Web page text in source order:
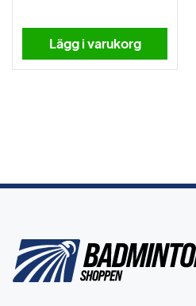
Lägg i varukorg